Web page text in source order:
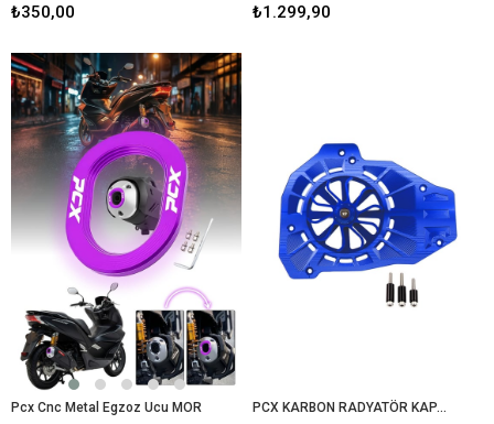
₺350,00 ₺1.299,90
Pcx Cnc Metal Egzoz Ucu MOR PCX KARBON RADYATÖR KAPAK MAVİ